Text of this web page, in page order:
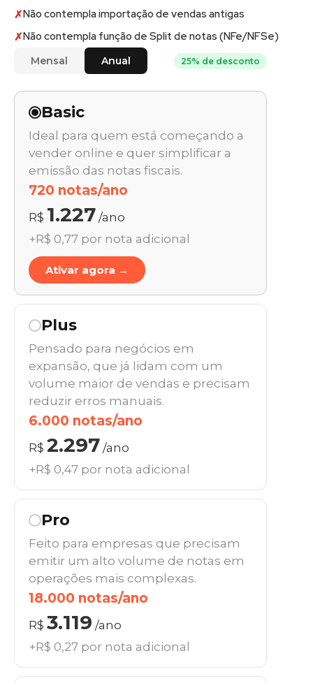
✗Não contempla importação de vendas antigas
✗Não contempla função de Split de notas (NFe/NFSe)
Mensal Anual 25% de desconto
Basic
Ideal para quem está começando a
vender online e quer simplificar a
emissão das notas fiscais.
720 notas/ano
R$ 1.227 /ano
+R$ 0,77 por nota adicional
Ativar agora →
Plus
Pensado para negócios em
expansão, que já lidam com um
volume maior de vendas e precisam
reduzir erros manuais.
6.000 notas/ano
R$ 2.297 /ano
+R$ 0,47 por nota adicional
Pro
Feito para empresas que precisam
emitir um alto volume de notas em
operações mais complexas.
18.000 notas/ano
R$ 3.119 /ano
+R$ 0,27 por nota adicional